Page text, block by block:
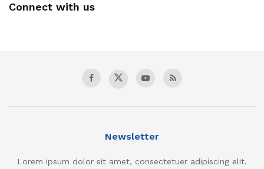
Connect with us
Newsletter
Lorem ipsum dolor sit amet, consectetuer adipiscing elit.